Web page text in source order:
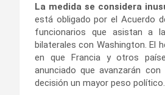
La medida se considera
está obligado por el Acuerdo
funcionarios que asistan a
bilaterales con Washington. El
en que Francia y otros
anunciado que avanzarán
decisión un mayor peso político.